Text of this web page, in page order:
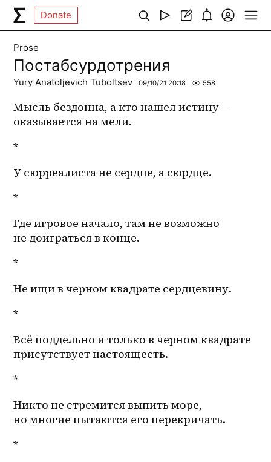
Donate
Prose
Постабсурдотрения
Yury Anatoljevich Tuboltsev 09/10/21 20:18 558
Мысль бездонна, а кто нашел истину —
оказывается на мели.
*
У сюрреалиста не сердце, а сюрдце.
*
Где игровое начало, там не возможно
не доиграться в конце.
*
Не ищи в черном квадрате сердцевину.
*
Всё поддельно и только в черном квадрате
присутствует настоящесть.
*
Никто не стремится выпить море,
но многие пытаются его перекричать.
*